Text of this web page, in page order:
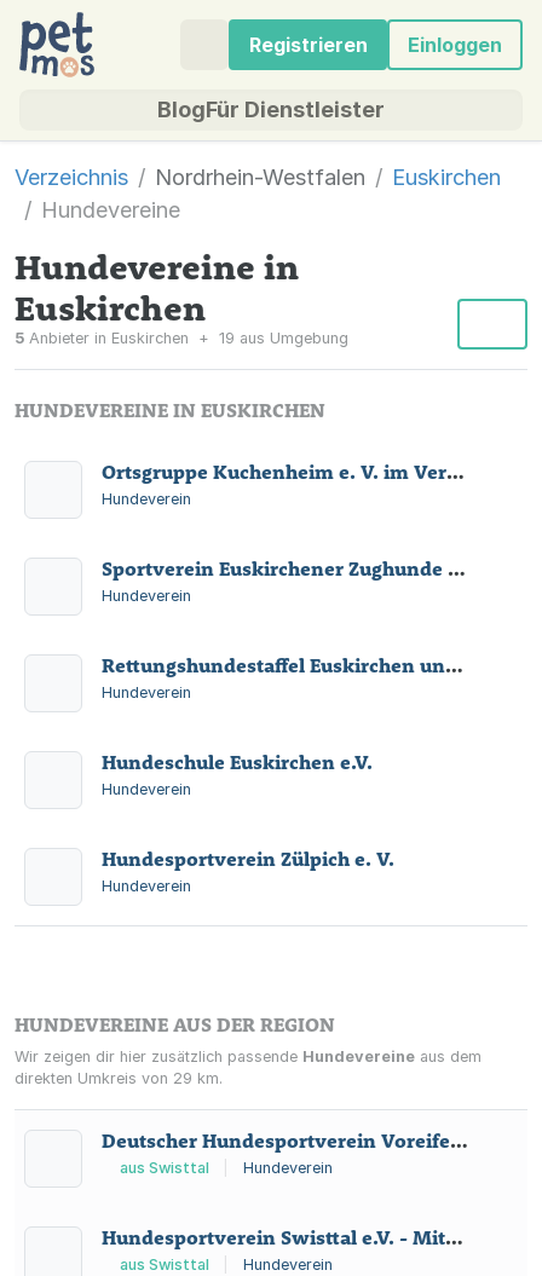
Registrieren Einloggen
BlogFür Dienstleister
Verzeichnis Nordrhein-Westfalen
Euskirchen
Hundevereine
Hundevereine in
Euskirchen
5 Anbieter in Euskirchen + 19 aus Umgebung
HUNDEVEREINE IN EUSKIRCHEN
Ortsgruppe Kuchenheim e. V. im Verein für Deutsche Schäferhunde (SV) e. V.
Hundeverein
Sportverein Euskirchener Zughunde e.V.
Hundeverein
Rettungshundestaffel Euskirchen und Voreifel e. V. RHSEV
Hundeverein
Hundeschule Euskirchen e.V.
Hundeverein
Hundesportverein Zülpich e. V.
Hundeverein
HUNDEVEREINE AUS DER REGION
Wir zeigen dir hier zusätzlich passende Hundevereine aus dem
direkten Umkreis von 29 km.
Deutscher Hundesportverein Voreifel im Deutschen Verband für Gebrauchhundvereine e. V.
aus Swisttal Hundeverein
Hundesportverein Swisttal e.V. - Mitglied im Deutschen Verband der Gebrauchshundesportvereine (DVG) e.V.
aus Swisttal Hundeverein